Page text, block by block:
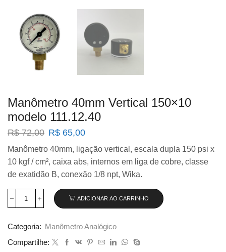
Manômetro 40mm Vertical 150×10
modelo 111.12.40
R$72,00 O
original
era:
R$ 72,00.
R$ 65,00O
atual
é:
R$ 65,00.
Manômetro 40mm, ligação vertical, escala dupla 150 psi x
10 kgf / cm², caixa abs, internos em liga de cobre, classe
de exatidão B, conexão 1/8 npt, Wika.
Manômetro
150×10
modelo
111.12.40
ADICIONAR AO CARRINHO
Categoria:
Manômetro Analógico
Compartilhe: